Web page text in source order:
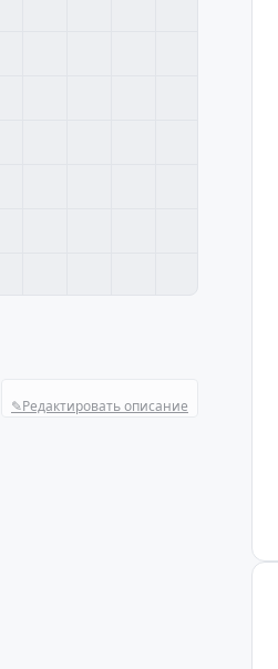
✎Редактировать описание